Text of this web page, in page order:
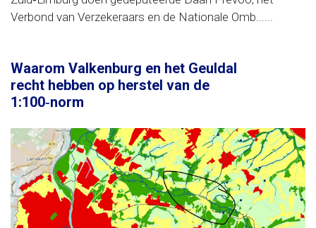
Verbond van Verzekeraars en de Nationale Omb......
Waarom Valkenburg en het Geuldal
recht hebben op herstel van de
1:100‑norm